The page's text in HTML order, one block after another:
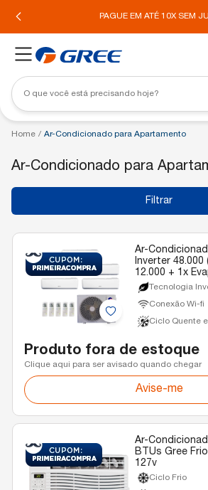
PAGUE EM ATÉ 10X SEM
Home / Ar-Condicionado para Apartamento
Ar-Condicionado para
Filtrar
Ar-
Inverter 48.000
12.000 + 1x
Gree Quente/
Tecnologia
Conexão Wi-fi
Ciclo Quente
Produto fora de estoque
Clique aqui para ser avisado quando chegar
Avise-me
Ar-
BTUs Gree
127v
Ciclo Frio